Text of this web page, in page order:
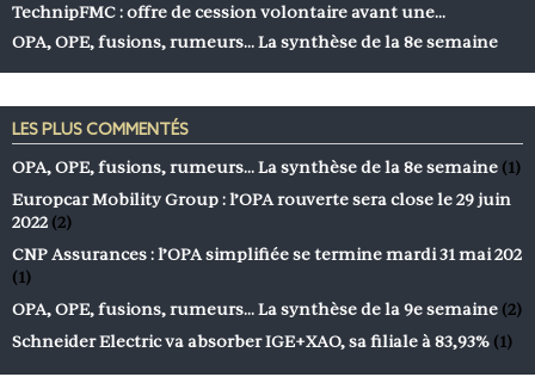
TechnipFMC : offre de cession volontaire avant une…
OPA, OPE, fusions, rumeurs… La synthèse de la 8e semaine
LES PLUS COMMENTÉS
OPA, OPE, fusions, rumeurs… La synthèse de la 8e semaine (1)
Europcar Mobility Group : l’OPA rouverte sera close le 29 juin
2022 (2)
CNP Assurances : l’OPA simplifiée se termine mardi 31 mai 202
(1)
OPA, OPE, fusions, rumeurs… La synthèse de la 9e semaine (2)
Schneider Electric va absorber IGE+XAO, sa filiale à 83,93% (1)